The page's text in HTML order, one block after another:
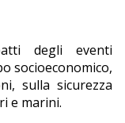
degli eventi
socioeconomico,
sulla sicurezza
e marini.